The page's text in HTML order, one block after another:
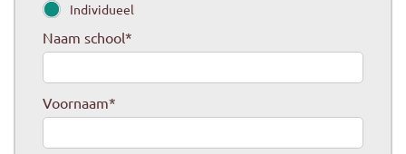
Individueel
Naam school*
Voornaam*